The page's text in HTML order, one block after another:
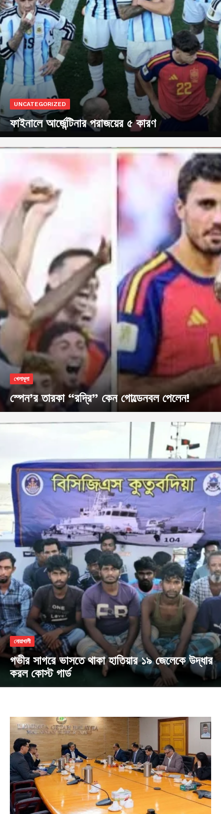
UNCATEGORIZED
ফাইনালে আর্জেন্টিনার পরাজয়ের ৫ কারণ
খেলাধূলা
স্পেন’র তারকা “রদ্রি” কেন গোল্ডেনবল পেলেন!
নোয়াখালী
গভীর সাগরে ভাসতে থাকা হাতিয়ার ১৯ জেলেকে উদ্ধার
করল কোস্ট গার্ড